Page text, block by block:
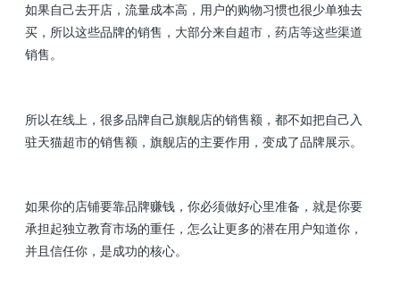
如果自己去开店，流量成本高，用户的购物习惯也很少单独去
买，所以这些品牌的销售，大部分来自超市，药店等这些渠道
销售。
所以在线上，很多品牌自己旗舰店的销售额，都不如把自己入
驻天猫超市的销售额，旗舰店的主要作用，变成了品牌展示。
如果你的店铺要靠品牌赚钱，你必须做好心里准备，就是你要
承担起独立教育市场的重任，怎么让更多的潜在用户知道你，
并且信任你，是成功的核心。